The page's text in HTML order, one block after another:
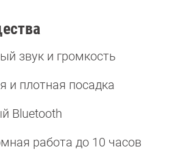
звук и громкость
и плотная посадка
Bluetooth
работа до 10 часов